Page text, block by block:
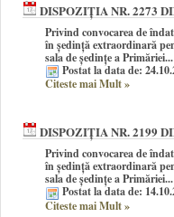
DISPOZIȚIA NR. 2273
Privind convocarea de
în şedinţă extraordinară
sala de ședințe a Primăriei...
Postat la data de:
Citeste mai Mult»
DISPOZIȚIA NR. 2199
Privind convocarea de
în şedinţă extraordinară
sala de ședințe a Primăriei...
Postat la data de:
Citeste mai Mult»